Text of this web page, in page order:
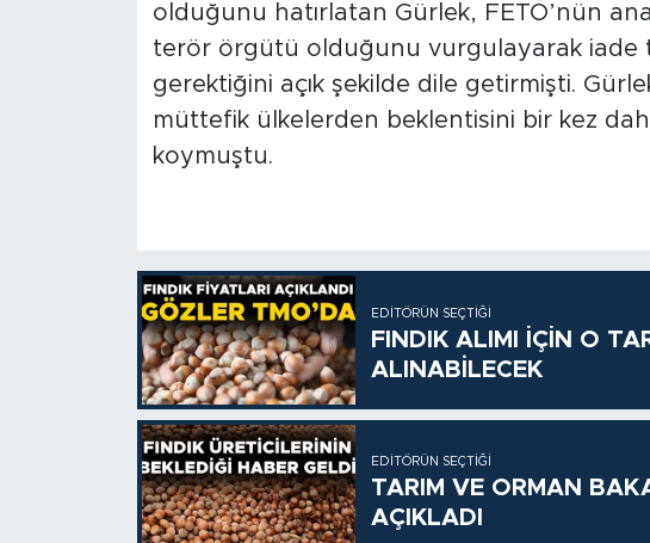
olduğunu hatırlatan Gürlek, FETÖ’nün
terör örgütü olduğunu vurgulayarak iade
gerektiğini açık şekilde dile getirmişti.
müttefik ülkelerden beklentisini bir kez
koymuştu.
EDITÖRÜN SEÇTIĞI
FINDIK ALIMI İÇİN O
ALINABİLECEK
EDITÖRÜN SEÇTIĞI
TARIM VE ORMAN
AÇIKLADI